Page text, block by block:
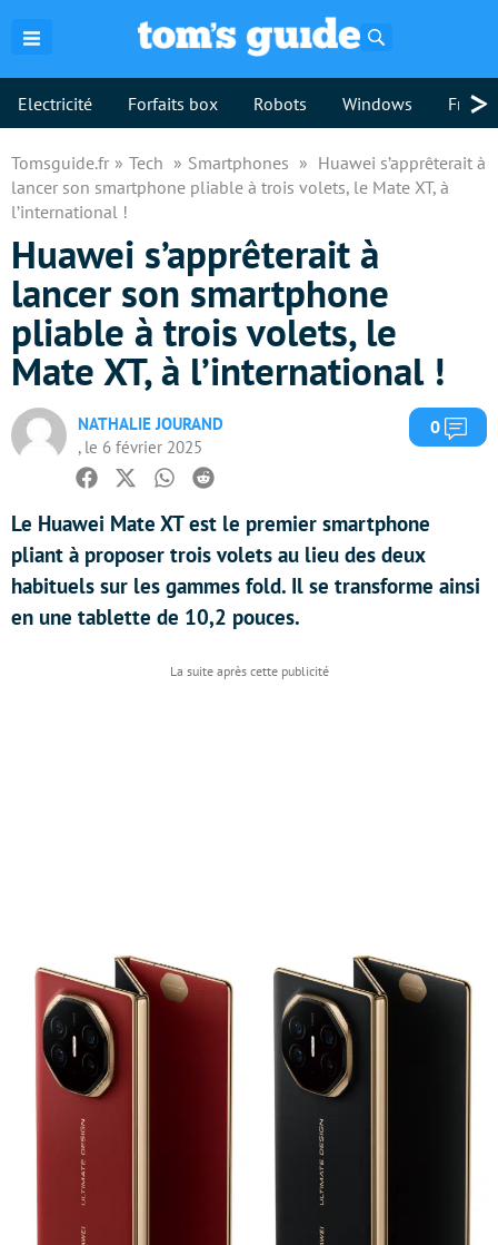
Electricité Forfaits box Robots Windows >
Tomsguide.fr Tech Smartphones
Huawei s’apprêterait à
lancer son smartphone pliable à trois volets, le Mate XT, à
l’international !
Huawei s’apprêterait à
lancer son smartphone
pliable à trois volets, le
Mate XT, à l’international !
NATHALIE JOURAND
, le 6 février 2025
0
Facebook
TwitterWhatsapp
Reddit
Le Huawei Mate XT est le premier smartphone
pliant à proposer trois volets au lieu des deux
habituels sur les gammes fold. Il se transforme ainsi
en une tablette de 10,2 pouces.